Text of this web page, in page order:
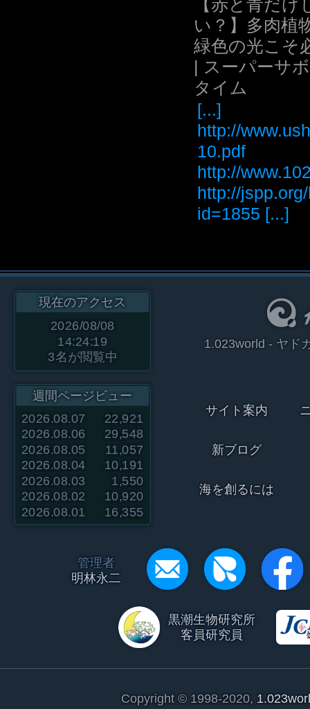
【赤と青だけ
い？】多肉植
緑色の光こそ
| スーパーサ
タイム
[...]
http://
10.pdf
http://
http://
id=1855 [...]
現在のアクセス
2026/08/08
14:24:19
3名が閲覧中
週間ページビュー
2026.08.07
22,921
2026.08.06
29,548
2026.08.05
11,057
2026.08.04
10,191
2026.08.03
1,550
2026.08.02
10,920
2026.08.01
16,355
1.023world - ヤド
サイト案内
新ブログ
海を創るには
管理者
明林永二
黒潮生物研究所
客員研究員
Copyright © 1998-2020,